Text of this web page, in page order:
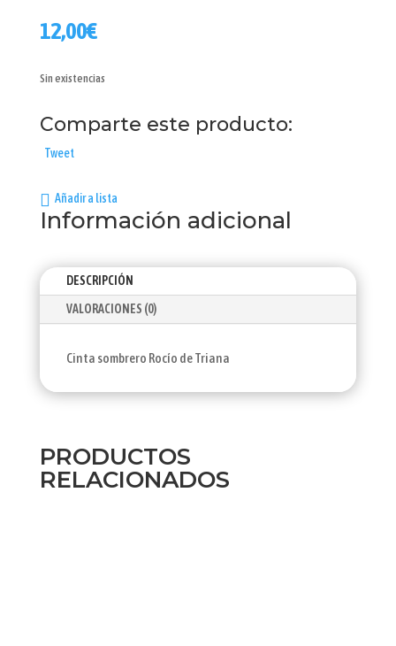
12,00€
Sin existencias
Comparte este producto:
Tweet
Añadir a lista
Información adicional
DESCRIPCIÓN
VALORACIONES (0)
Cinta sombrero Rocío de Triana
PRODUCTOS
RELACIONADOS